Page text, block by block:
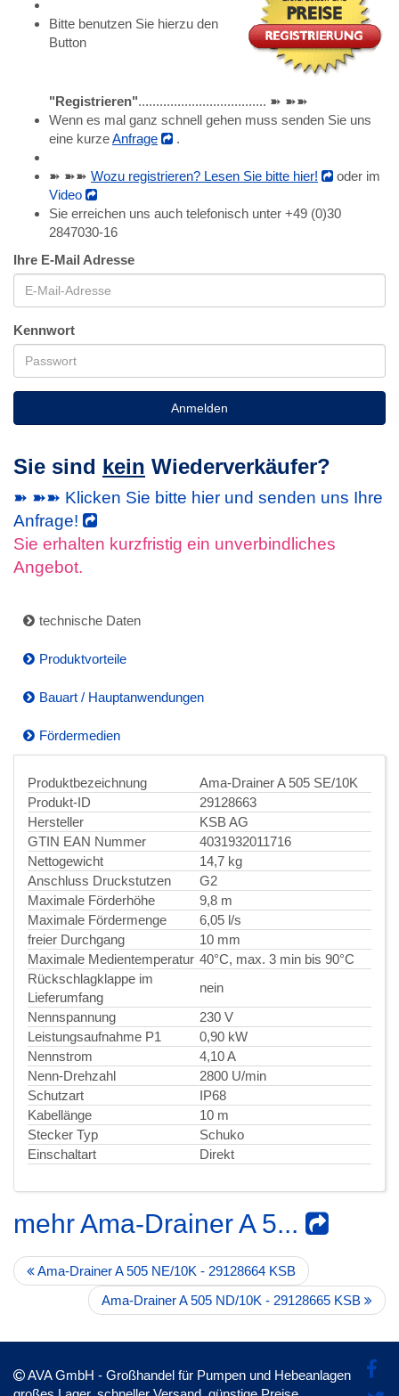
Bitte benutzen Sie hierzu den
Button
"Registrieren".................................... ➽ ➽➽
Wenn es mal ganz schnell gehen muss senden Sie uns
eine kurzeAnfrage .
➽ ➽➽ Wozu registrieren? Lesen Sie bitte hier!
oder im
Video
Sie erreichen uns auch telefonisch unter +49 (0)30
2847030-16
Ihre E-Mail Adresse
Kennwort
Anmelden
Sie sind kein Wiederverkäufer?
➽ ➽➽ Klicken Sie bitte hier und senden uns Ihre
Anfrage!
Sie erhalten kurzfristig ein unverbindliches
Angebot.
technische Daten
Produktvorteile
Bauart / Hauptanwendungen
Fördermedien
Produktbezeichnung
Ama-Drainer A 505 SE/10K
Produkt-ID
29128663
Hersteller
KSB AG
GTIN EAN Nummer
4031932011716
Nettogewicht
14,7 kg
Anschluss Druckstutzen
G2
Maximale Förderhöhe
9,8 m
Maximale Fördermenge
6,05 l/s
freier Durchgang
10 mm
Maximale Medientemperatur 40°C, max. 3 min bis 90°C
Rückschlagklappe im
Lieferumfang
nein
Nennspannung
230 V
Leistungsaufnahme P1
0,90 kW
Nennstrom
4,10 A
Nenn-Drehzahl
2800 U/min
Schutzart
IP68
Kabellänge
10 m
Stecker Typ
Schuko
Einschaltart
Direkt
mehr Ama-Drainer A 5...
Ama-Drainer A 505 NE/10K - 29128664 KSB
Ama-Drainer A 505 ND/10K - 29128665 KSB
AVA GmbH - Großhandel für Pumpen und Hebeanlagen